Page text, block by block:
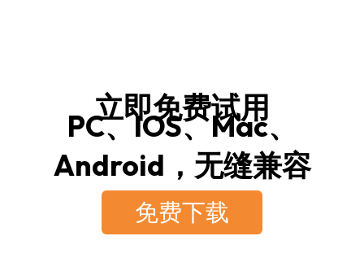
立即免费试用
PC、IOS、Mac、
Android，无缝兼容
免费下载